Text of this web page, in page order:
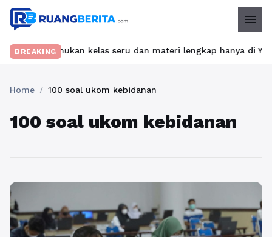
menu
BREAKING
Temukan kelas seru dan materi lengkap hanya di
Home / 100 soal ukom kebidanan
100 soal ukom kebidanan